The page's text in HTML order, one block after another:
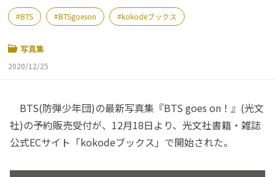
BTS BTSgoeson kokodeブックス
写真集
2020/12/25
BTS(防弾少年団)の最新写真集『BTS goes on！』(光文
社)の予約販売受付が、12月18日より、光文社書籍・雑誌
公式ECサイト「kokodeブックス」で開始された。